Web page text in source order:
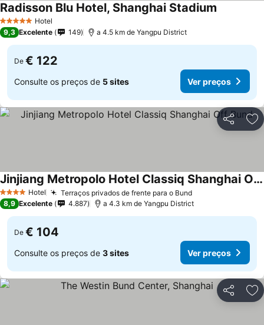
5 Estrelas Hotel
Radisson Blu Hotel, Shanghai Stadium
9,3 Excelente 149 a 4.5 km de Yangpu District
De € 122
Consulte os preços de 5 sites Ver preços
Partilhar
4 EstrelasHotel Terraços privados de frente para o BundVer preços
Jinjiang Metropolo Hotel Classiq Shanghai Off Bund
Ver preços
8,9 Excelente 4.887 a 4.3 km de Yangpu District
De € 104
Consulte os preços de 3 sites Ver preços
Partilhar